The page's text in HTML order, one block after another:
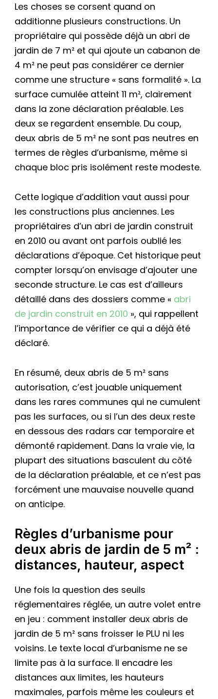
Les choses se corsent quand on
additionne plusieurs constructions. Un
propriétaire qui possède déjà un abri de
jardin de 7 m² et qui ajoute un cabanon de
4 m² ne peut pas considérer ce dernier
comme une structure « sans formalité ». La
surface cumulée atteint 11 m², clairement
dans la zone déclaration préalable. Les
deux se regardent ensemble. Du coup,
deux abris de 5 m² ne sont pas neutres en
termes de règles d’urbanisme, même si
chaque bloc pris isolément reste modeste.
Cette logique d’addition vaut aussi pour
les constructions plus anciennes. Les
propriétaires d’un abri de jardin construit
en 2010 ou avant ont parfois oublié les
déclarations d’époque. Cet historique peut
compter lorsqu’on envisage d’ajouter une
seconde structure. Le cas est d’ailleurs
détaillé dans des dossiers comme « abri
de jardin construit en 2010 », qui rappellent
l’importance de vérifier ce qui a déjà été
déclaré.
En résumé, deux abris de 5 m² sans
autorisation, c’est jouable uniquement
dans les rares communes qui ne cumulent
pas les surfaces, ou si l’un des deux reste
en dessous des radars car temporaire et
démonté rapidement. Dans la vraie vie, la
plupart des situations basculent du côté
de la déclaration préalable, et ce n’est pas
forcément une mauvaise nouvelle quand
on anticipe.
Règles d’urbanisme pour
deux abris de jardin de 5 m² :
distances, hauteur, aspect
Une fois la question des seuils
réglementaires réglée, un autre volet entre
en jeu : comment installer deux abris de
jardin de 5 m² sans froisser le PLU ni les
voisins. Le texte local d’urbanisme ne se
limite pas à la surface. Il encadre les
distances aux limites, les hauteurs
maximales, parfois même les couleurs et